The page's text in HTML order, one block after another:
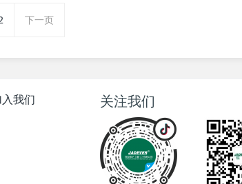
下一页
我们 关注我们